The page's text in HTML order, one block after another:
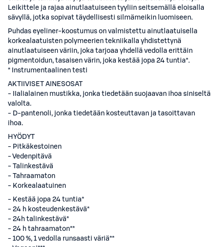
Leikittele ja rajaa ainutlaatuiseen tyyliin seitsemällä eloisalla
sävyllä, jotka sopivat täydellisesti silmämeikin luomiseen.
Puhdas eyeliner-koostumus on valmistettu ainutlaatuisella
korkealaatuisten polymeerien tekniikalla yhdistettynä
ainutlaatuiseen väriin, joka tarjoaa yhdellä vedolla erittäin
pigmentoidun, tasaisen värin, joka kestää jopa 24 tuntia*.
* Instrumentaalinen testi
AKTIIVISET AINESOSAT
- IIalialainen mustikka, jonka tiedetään suojaavan ihoa siniseltä
valolta.
- D-pantenoli, jonka tiedetään kosteuttavan ja tasoittavan
ihoa.
HYÖDYT
- Pitkäkestoinen
- Vedenpitävä
- Talinkestävä
- Tahraamaton
- Korkealaatuinen
- Kestää jopa 24 tuntia*
- 24 h kosteudenkestävä*
- 24h talinkestävä*
- 24 h tahraamaton**
- 100 %, 1 vedolla runsaasti väriä**